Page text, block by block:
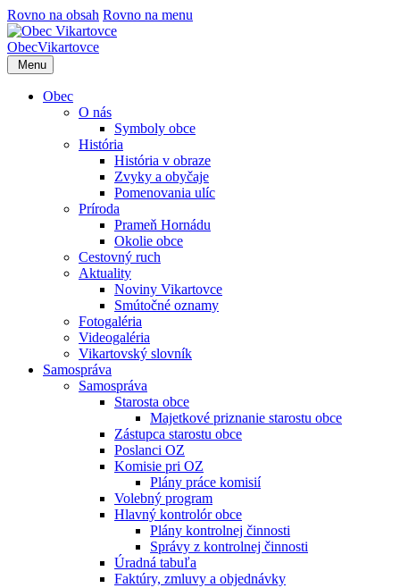
Rovno na obsah Rovno na menu
ObecVikartovce
Menu
Obec
O nás
Symboly obce
História
História v obraze
Zvyky a obyčaje
Pomenovania ulíc
Príroda
Prameň Hornádu
Okolie obce
Cestovný ruch
Aktuality
Noviny Vikartovce
Smútočné oznamy
Fotogaléria
Videogaléria
Vikartovský slovník
Samospráva
Samospráva
Starosta obce
Majetkové priznanie starostu obce
Zástupca starostu obce
Poslanci OZ
Komisie pri OZ
Plány práce komisií
Volebný program
Hlavný kontrolór obce
Plány kontrolnej činnosti
Správy z kontrolnej činnosti
Úradná tabuľa
Faktúry, zmluvy a objednávky